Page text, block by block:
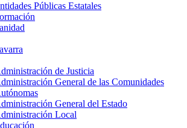
Públicas Estatales
de Justicia
General de las Comunidades
General del Estado
Local